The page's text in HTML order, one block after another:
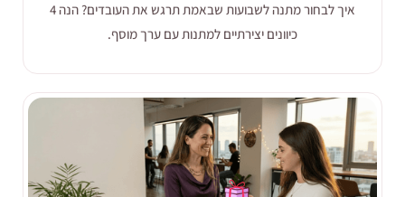
איך לבחור מתנה לשבועות שבאמת תרגש את העובדים? הנה 4
כיוונים יצירתיים למתנות עם ערך מוסף.